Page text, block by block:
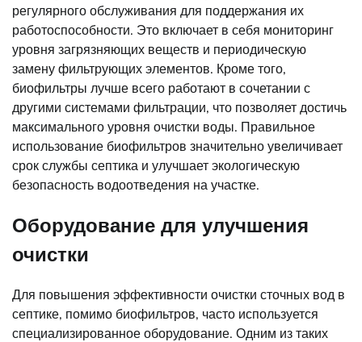
регулярного обслуживания для поддержания их
работоспособности. Это включает в себя мониторинг
уровня загрязняющих веществ и периодическую
замену фильтрующих элементов. Кроме того,
биофильтры лучше всего работают в сочетании с
другими системами фильтрации, что позволяет достичь
максимального уровня очистки воды. Правильное
использование биофильтров значительно увеличивает
срок службы септика и улучшает экологическую
безопасность водоотведения на участке.
Оборудование для улучшения
очистки
Для повышения эффективности очистки сточных вод в
септике, помимо биофильтров, часто используется
специализированное оборудование. Одним из таких